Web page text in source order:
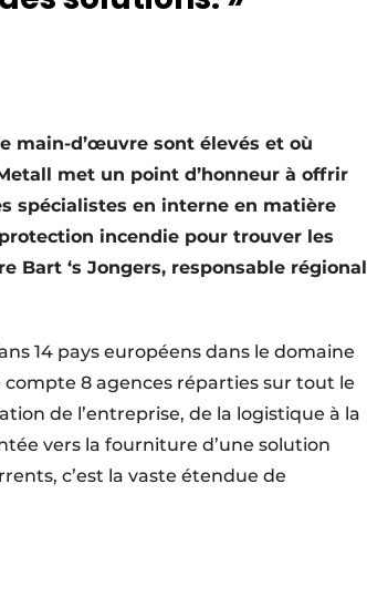
main-d’œuvre sont élevés et où
met un point d’honneur à offrir
spécialistes en interne en matière
incendie pour trouver les
Bart ‘s Jongers, responsable régional
14 pays européens dans le domaine
8 agences réparties sur tout le
de l’entreprise, de la logistique à la
vers la fourniture d’une solution
c’est la vaste étendue de